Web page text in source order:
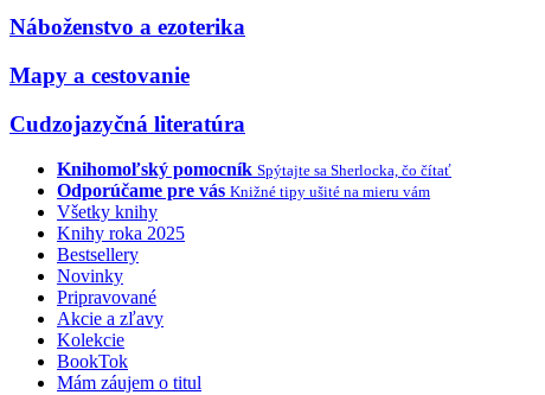
Náboženstvo a ezoterika
Mapy a cestovanie
Cudzojazyčná literatúra
Knihomoľský pomocník Spýtajte sa Sherlocka, čo čítať
Odporúčame pre vás Knižné tipy ušité na mieru vám
Všetky knihy
Knihy roka 2025
Bestsellery
Novinky
Pripravované
Akcie a zľavy
Kolekcie
BookTok
Mám záujem o titul